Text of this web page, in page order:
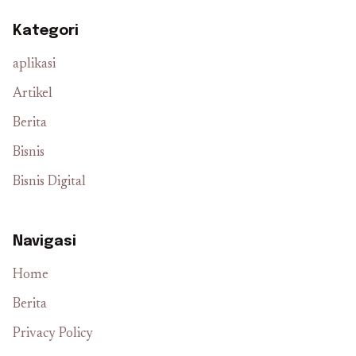
Kategori
aplikasi
Artikel
Berita
Bisnis
Bisnis Digital
Navigasi
Home
Berita
Privacy Policy